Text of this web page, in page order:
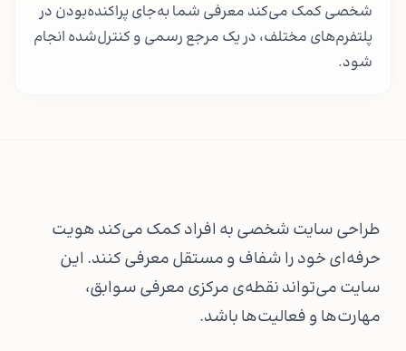
شخصی کمک می‌کند معرفی شما به‌جای پراکنده‌بودن در
پلتفرم‌های مختلف، در یک مرجع رسمی و کنترل‌شده انجام
شود.
طراحی سایت شخصی به افراد کمک می‌کند هویت
حرفه‌ای خود را شفاف و مستقل معرفی کنند. این
سایت می‌تواند نقطه‌ی مرکزی معرفی سوابق،
مهارت‌ها و فعالیت‌ها باشد.